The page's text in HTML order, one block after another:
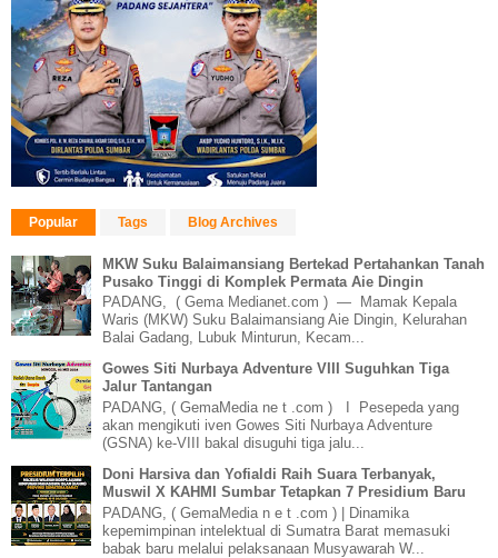
Popular Tags Blog Archives
MKW Suku Balaimansiang Bertekad Pertahankan Tanah
Pusako Tinggi di Komplek Permata Aie Dingin
PADANG, ( Gema Medianet.com ) — Mamak Kepala
Waris (MKW) Suku Balaimansiang Aie Dingin, Kelurahan
Balai Gadang, Lubuk Minturun, Kecam...
Gowes Siti Nurbaya Adventure VIII Suguhkan Tiga
Jalur Tantangan
PADANG, ( GemaMedia ne t .com ) I Pesepeda yang
akan mengikuti iven Gowes Siti Nurbaya Adventure
(GSNA) ke-VIII bakal disuguhi tiga jalu...
Doni Harsiva dan Yofialdi Raih Suara Terbanyak,
Muswil X KAHMI Sumbar Tetapkan 7 Presidium Baru
PADANG, ( GemaMedia n e t .com ) | Dinamika
kepemimpinan intelektual di Sumatra Barat memasuki
babak baru melalui pelaksanaan Musyawarah W...